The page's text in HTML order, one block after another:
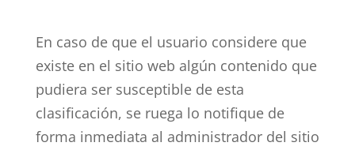
En caso de que el usuario considere que
existe en el sitio web algún contenido que
pudiera ser susceptible de esta
clasificación, se ruega lo notifique de
forma inmediata al administrador del sitio